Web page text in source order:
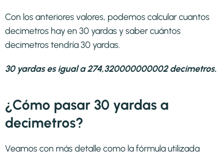
Con los anteriores valores, podemos calcular cuantos
decimetros hay en 30 yardas y saber cuántos
decimetros tendría 30 yardas.
30 yardas es igual a 274,320000000002 decimetros.
¿Cómo pasar 30 yardas a
decimetros?
Veamos con más detalle como la fórmula utilizada